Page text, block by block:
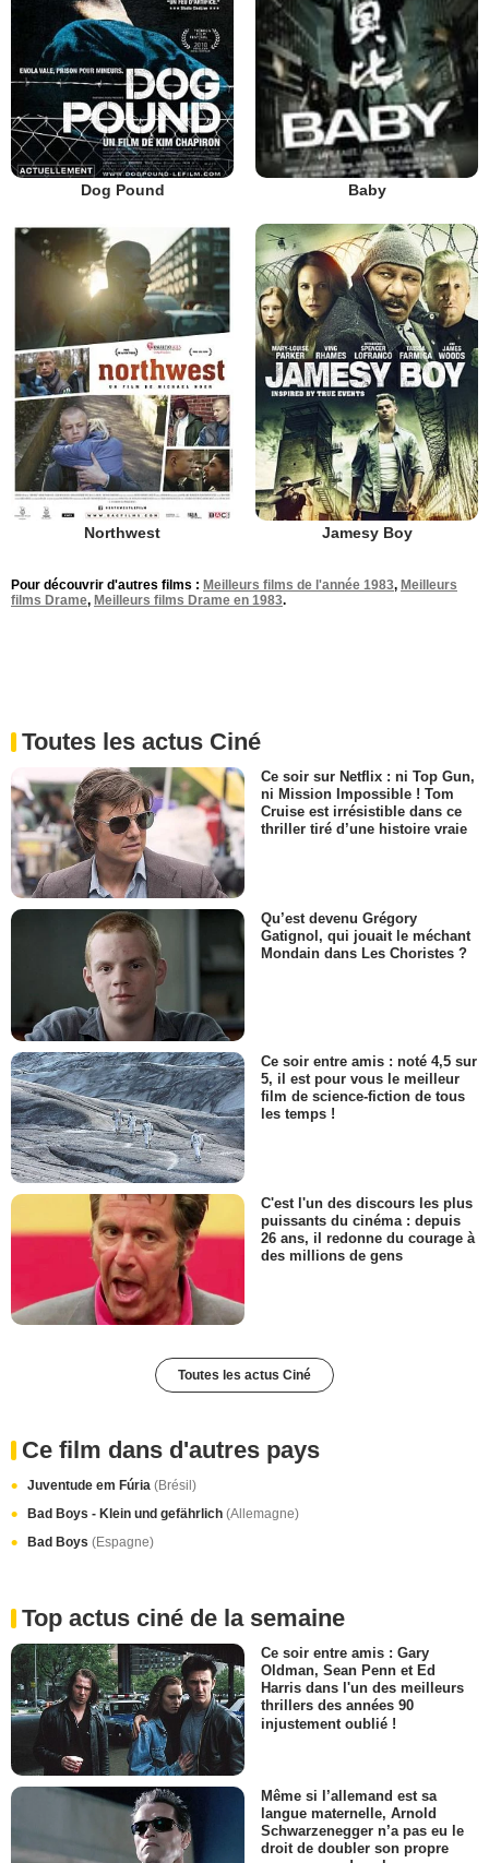
Dog Pound Baby
Northwest Jamesy Boy
Pour découvrir d'autres films : Meilleurs films de l'année 1983, Meilleurs
films Drame, Meilleurs films Drame en 1983.
Toutes les actus Ciné
Ce soir sur Netflix : ni Top Gun,
ni Mission Impossible ! Tom
Cruise est irrésistible dans ce
thriller tiré d’une histoire vraie
Qu’est devenu Grégory
Gatignol, qui jouait le méchant
Mondain dans Les Choristes ?
Ce soir entre amis : noté 4,5 sur
5, il est pour vous le meilleur
film de science-fiction de tous
les temps !
C'est l'un des discours les plus
puissants du cinéma : depuis
26 ans, il redonne du courage à
des millions de gens
Toutes les actus Ciné
Ce film dans d'autres pays
Juventude em Fúria (Brésil)
Bad Boys - Klein und gefährlich (Allemagne)
Bad Boys (Espagne)
Top actus ciné de la semaine
Ce soir entre amis : Gary
Oldman, Sean Penn et Ed
Harris dans l'un des meilleurs
thrillers des années 90
injustement oublié !
Même si l’allemand est sa
langue maternelle, Arnold
Schwarzenegger n’a pas eu le
droit de doubler son propre